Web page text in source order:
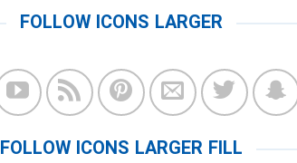
FOLLOW ICONS LARGER
FOLLOW ICONS LARGER FILL